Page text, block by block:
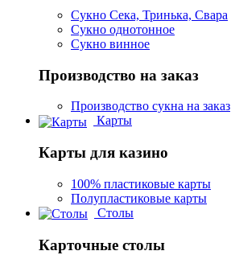
Сукно Сека, Тринька, Свара
Сукно однотонное
Сукно винное
Производство на заказ
Производство сукна на заказ
Карты
Карты для казино
100% пластиковые карты
Полупластиковые карты
Столы
Карточные столы